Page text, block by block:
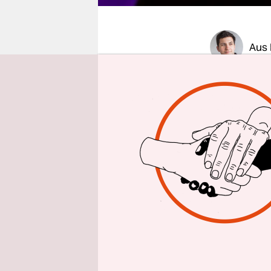
epaper login
Aus
Als der
seiner
die
Freiheiten
lieber
Diese